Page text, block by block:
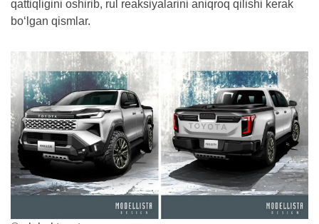
qattiqligini oshirib, rul reaksiyalarini aniqroq qilishi kerak
bo‘lgan qismlar.